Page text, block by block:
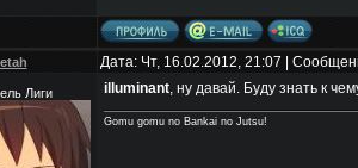
Дата: Чт, 16.02.2012, 21:07 |
Лиги illuminant, ну давай. Буду знать к
Gomu gomu no Bankai no Jutsu!